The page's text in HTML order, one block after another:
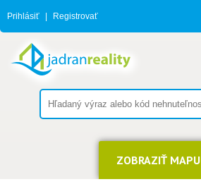
Prihlásiť Registrovať
ZOBRAZIŤ MAPU